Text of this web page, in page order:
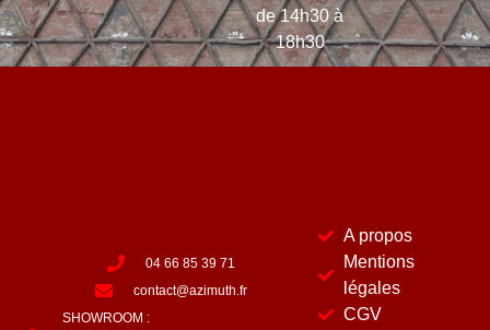
de 14h30 à
18h30
04 66 85 39 71
contact@azimuth.fr
SHOWROOM :
A propos
Mentions
légales
CGV